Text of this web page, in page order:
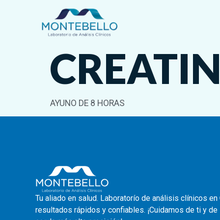
AYUNO DE 8 HORAS
Tu aliado en salud. Laboratorío de análisis clínicos en
resultados rápidos y confiables. ¡Cuidamos de ti y